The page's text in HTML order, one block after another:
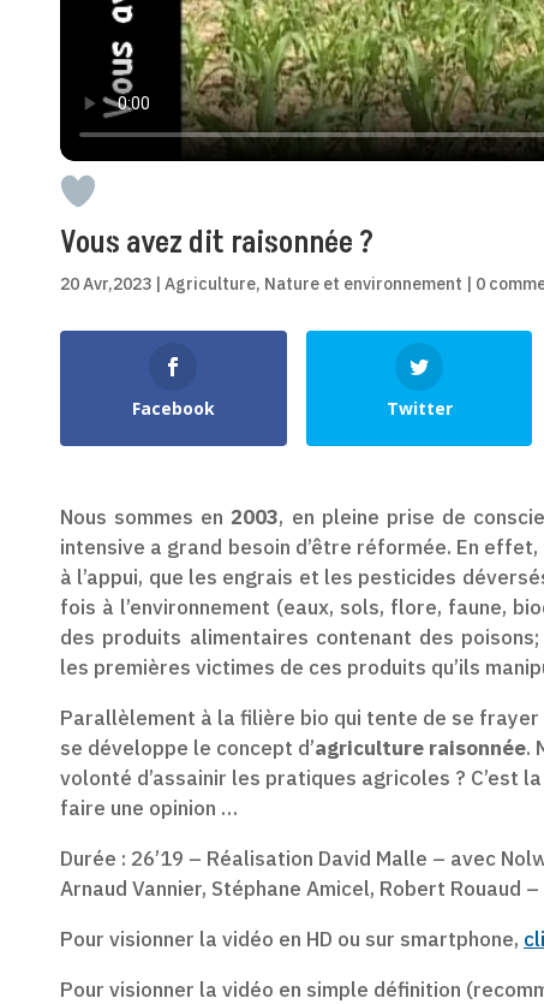
Vous avez dit raisonnée ?
20 Avr,2023 | Agriculture, Nature et environnement | 0
Facebook Twitter
Nous sommes en 2003, en pleine prise de
intensive a grand besoin d’être réformée. En
à l’appui, que les engrais et les pesticides
fois à l’environnement (eaux, sols, flore, faune,
des produits alimentaires contenant des
les premières victimes de ces produits qu’ils
Parallèlement à la filière bio qui tente de se
se développe le concept d’agriculture raisonnée.
volonté d’assainir les pratiques agricoles ? C’est
faire une opinion …
Durée : 26’19 – Réalisation David Malle – avec
Arnaud Vannier, Stéphane Amicel, Robert Rouaud
Pour visionner la vidéo en HD ou sur smartphone,
Pour visionner la vidéo en simple définition